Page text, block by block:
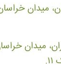
میدان
میدان